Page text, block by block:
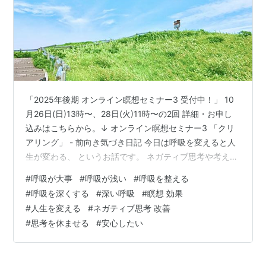
「2025年後期 オンライン瞑想セミナー3 受付中！」 10
月26日(日)13時〜、28日(火)11時〜の2回 詳細・お申し
込みはこちらから。↓ オンライン瞑想セミナー3 「クリ
アリング」 - 前向き気づき日記 今日は呼吸を変えると人
生が変わる、 というお話です。 ネガティブ思考や考え癖
い込みや執着が手放せない、 などがある方は、 呼吸を深
くすることで 意外と簡単に人生が変わり始めますよ♪ 深
い呼吸に切り替える ちょっとしたコツやポイントをご紹
介しましょう。 ・ 午前中にパラついていた小雨も上が
り、 静かな美しい夜が始まりました。 窓を開け…
#呼吸が大事 #呼吸が浅い #呼吸を整える
#呼吸を深くする #深い呼吸 #瞑想 効果
#人生を変える #ネガティブ思考 改善
#思考を休ませる #安心したい